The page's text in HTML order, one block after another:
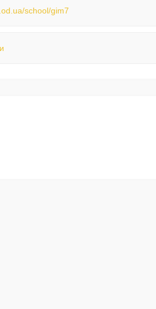
school/gim7